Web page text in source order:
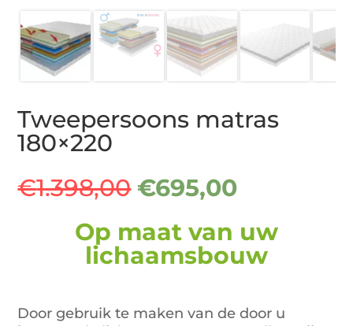
Tweepersoons matras
180×220
€1.398,00 Oorspronkelijke
prijs
was:
€1.398,00.
€695,00Huidige
is:
€695,00.
Op maat van uw
lichaamsbouw
Door gebruik te maken van de door u